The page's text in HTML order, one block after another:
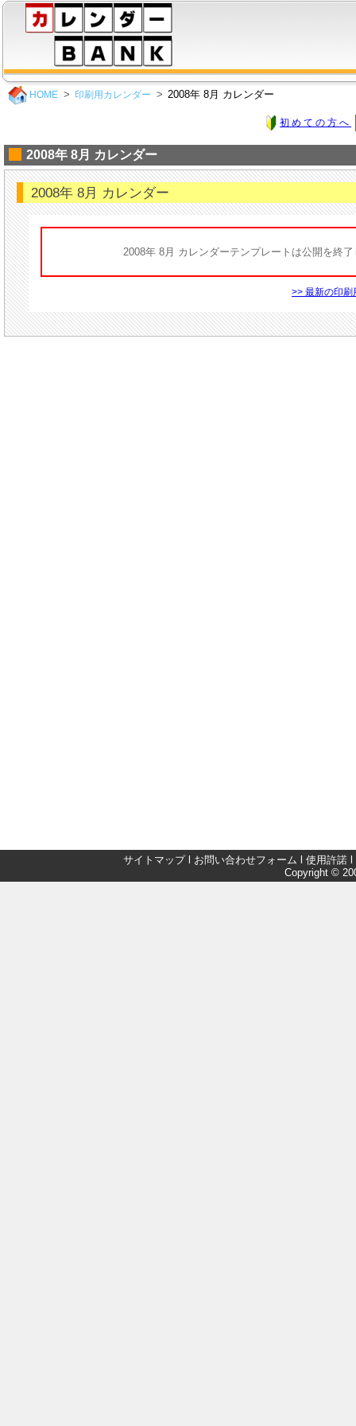
HOME 印刷用カレンダー 2008年 8月 カレンダー
初めての方へ
2008年 8月 カレンダー
2008年 8月 カレンダー
2008年 8月 カレンダーテンプレートは公開を終
>> 最新の印刷
サイトマップl お問い合わせフォーム 使用許諾
Copyright ©